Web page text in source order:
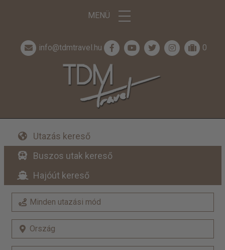
MENÜ
info@tdmtravel.hu 0
Utazás kereső
Buszos utak kereső
Hajóút kereső